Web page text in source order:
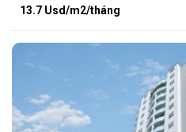
13.7 Usd/m2/tháng